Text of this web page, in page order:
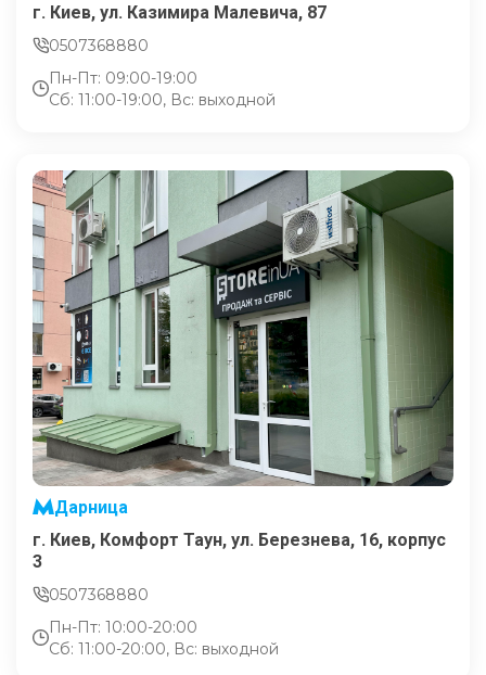
г. Киев, ул. Казимира Малевича, 87
0507368880
Пн-Пт: 09:00-19:00
Сб: 11:00-19:00, Вс: выходной
Дарница
г. Киев, Комфорт Таун, ул. Березнева, 16, корпус
3
0507368880
Пн-Пт: 10:00-20:00
Сб: 11:00-20:00, Вс: выходной